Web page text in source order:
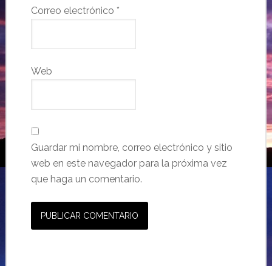
Correo electrónico *
Web
Guardar mi nombre, correo electrónico y sitio
web en este navegador para la próxima vez
que haga un comentario.